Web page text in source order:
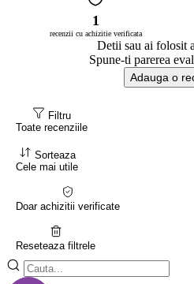
1
recenzii cu achizitie verificata
Detii sau ai folosit
Spune-ti parerea
Adauga o
Filtru
Toate recenziile
Sorteaza
Cele mai utile
Doar achizitii verificate
Reseteaza filtrele